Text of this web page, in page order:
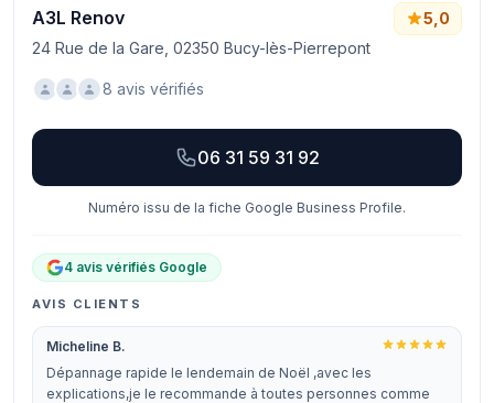
A3L Renov
24 Rue de la Gare, 02350 Bucy-lès-Pierrepont
5,0
8 avis vérifiés
06 31 59 31 92
Numéro issu de la fiche Google Business Profile.
4 avis vérifiés Google
AVIS CLIENTS
Micheline B.
Dépannage rapide le lendemain de Noël ,avec les
explications,je le recommande à toutes personnes comme